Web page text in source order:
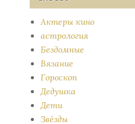
Актеры кино
астрология
Бездомные
Вязание
Гороскоп
Дедушка
Дети
Звёзды